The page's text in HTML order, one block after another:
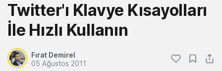
Twitter'ı Klavye Kısayolları
İle Hızlı Kullanın
Fırat Demirel
05 Ağustos 2011